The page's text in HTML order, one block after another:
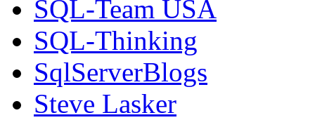
SQL-Team USA
SQL-Thinking
SqlServerBlogs
Steve Lasker